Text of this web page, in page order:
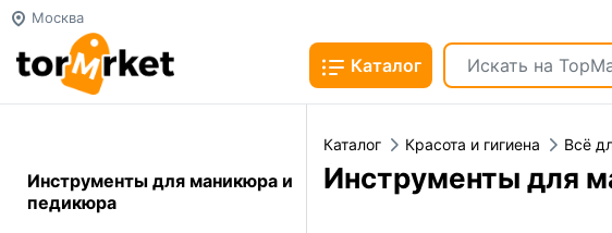
Москва
Каталог
Инструменты для маникюра и
педикюра
Каталог Красота и гигиена Всё
Инструменты для